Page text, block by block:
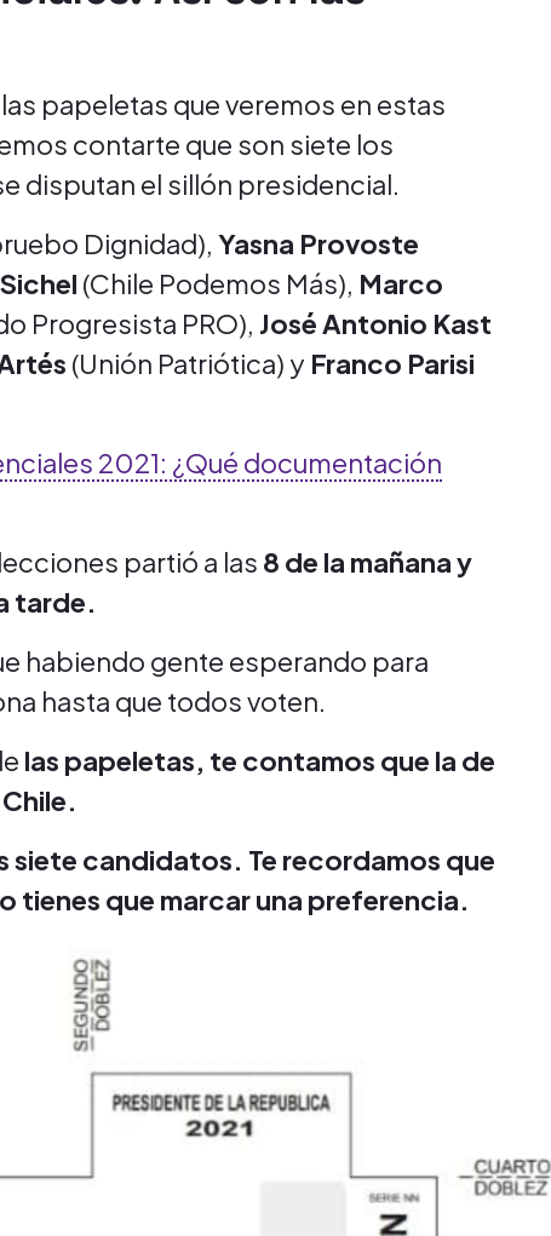
papeletas que veremos en estas
contarte que son siete los
disputan el sillón presidencial.
Dignidad), Yasna Provoste
(Chile Podemos Más), Marco
Progresista PRO), José Antonio Kast
(Unión Patriótica) y Franco Parisi
2021: ¿Qué documentación
partió a las 8 de la mañana y
tarde.
habiendo gente esperando para
hasta que todos voten.
las papeletas, te contamos que la de
siete candidatos. Te recordamos que
tienes que marcar una preferencia.